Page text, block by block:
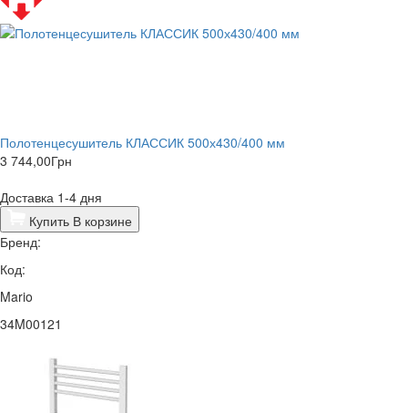
Полотенцесушитель КЛАССИК 500х430/400 мм
3 744,00Грн
Доставка 1-4 дня
Купить В корзине
Бренд:
Код:
Mario
34M00121